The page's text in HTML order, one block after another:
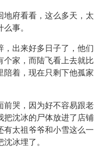
地府看看，这么多天，太
事。
，出来好多日子了，他们
个家，而陆飞看上去就比
陪着，现在只剩下他孤家
前哭，因为好不容易跟老
把沈冰的尸体放进了店铺
有太祖爷爷和小雪这么一
冰埋了。